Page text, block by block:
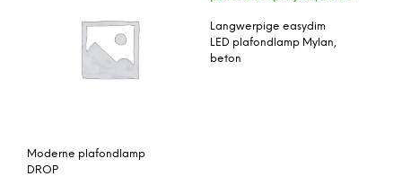
Moderne plafondlamp
DROP
Langwerpige easydim
LED plafondlamp Mylan,
beton